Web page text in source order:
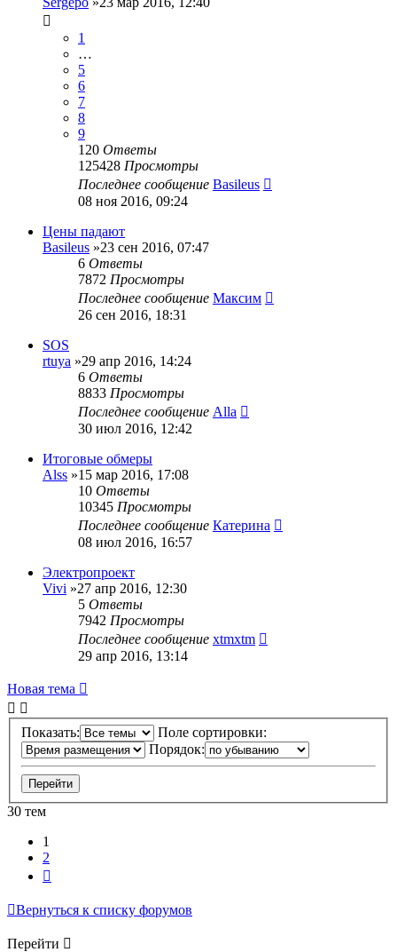
1
…
5
6
7
8
9
120 Ответы
125428 Просмотры
Последнее сообщение Basileus
08 ноя 2016, 09:24
Цены падают
Basileus »23 сен 2016, 07:47
6 Ответы
7872 Просмотры
Последнее сообщение Максим
26 сен 2016, 18:31
SOS
rtuya »29 апр 2016, 14:24
6 Ответы
8833 Просмотры
Последнее сообщение Alla
30 июл 2016, 12:42
Итоговые обмеры
Alss »15 мар 2016, 17:08
10 Ответы
10345 Просмотры
Последнее сообщение Катерина
08 июл 2016, 16:57
Электропроект
Vivi »27 апр 2016, 12:30
5 Ответы
7942 Просмотры
Последнее сообщение xtmxtm
29 апр 2016, 13:14
Новая тема
Показать:
Поле сортировки:
Порядок:
30 тем
1
2
Вернуться к списку форумов
Перейти